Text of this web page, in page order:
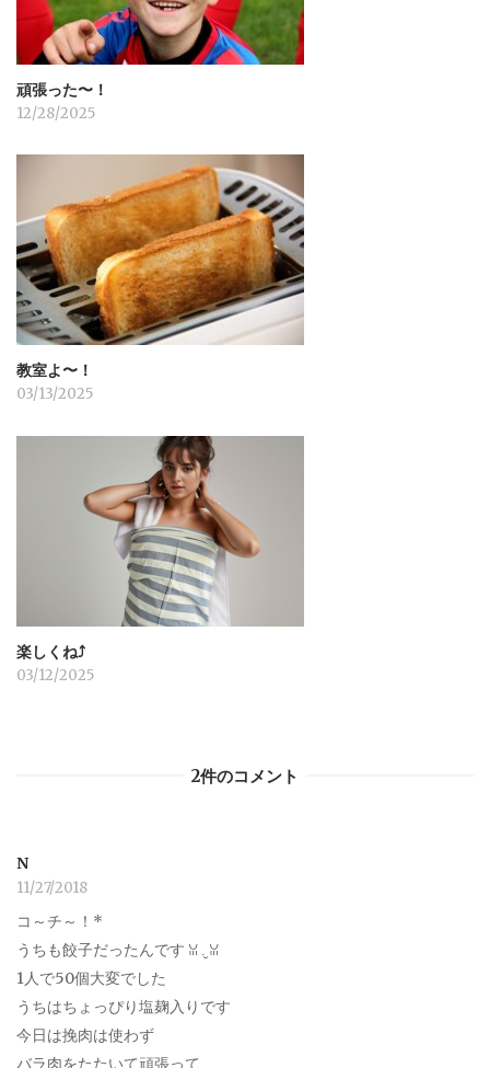
頑張った〜！
12/28/2025
教室よ〜！
03/13/2025
楽しくね⤴︎
03/12/2025
2件のコメント
N
11/27/2018
コ～チ～！*
うちも餃子だったんです ꈍ .̮ ꈍ
1人で50個大変でした
うちはちょっぴり塩麹入りです
今日は挽肉は使わず
バラ肉をたたいて頑張って